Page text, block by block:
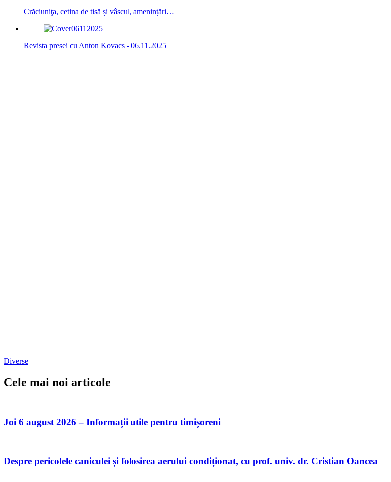
Crăciuniţa, cetina de tisă și vâscul, amenințări…
Revista presei cu Anton Kovacs - 06.11.2025
Diverse
Cele mai noi articole
Joi 6 august 2026 – Informații utile pentru timișoreni
Despre pericolele caniculei și folosirea aerului condiționat, cu prof. univ. dr. Cristian Oancea